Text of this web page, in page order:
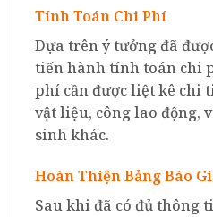
Tính Toán Chi Phí
Dựa trên ý tưởng đã
tiến hành tính toán chi
phí cần được liệt kê chi
vật liệu, công lao động,
sinh khác.
Hoàn Thiện Bảng Báo
Sau khi đã có đủ thông